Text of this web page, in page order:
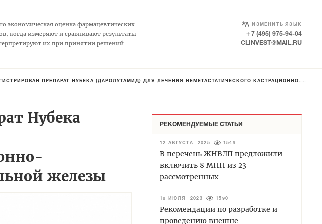
экономическая оценка фармацевтических
когда измеряют и сравнивают результаты
их при принятии решений
ИЗМЕНИТЬ ЯЗЫК
SELECT LANGUAGE
+ 7 (495) 975-94-04
CLINVEST@MAIL.RU
ПРЕПАРАТ НУБЕКА (ДАРОЛУТАМИД) ДЛЯ ЛЕЧЕНИЯ НЕМЕТАСТАТИЧЕСКОГО КАСТРАЦИОННО-РЕЗИСТЕНТНОГО РАКА ПРЕДСТАТЕЛЬНОЙ ЖЕЛЕЗЫ
Нубека
железы
РЕКОМЕНДУЕМЫЕ СТАТЬИ
12 АВГУСТА 2025 1549
В перечень ЖНВЛП предложили
включить 8 МНН из 23
рассмотренных
18 ИЮЛЯ 2023 1590
Рекомендации по разработке и
проведению внешне